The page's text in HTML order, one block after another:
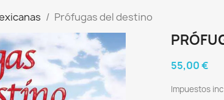
Prófugas del destino
55,00 €
Impuestos